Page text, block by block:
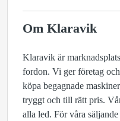
Om Klaravik
Klaravik är
fordon. Vi ger företag
köpa begagnade
tryggt och till rätt pris.
alla led. För våra